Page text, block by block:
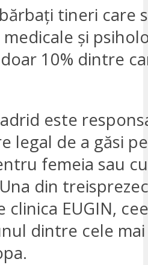
tineri care
și
10% dintre
este
legal de a găsi
femeia sau
din
EUGIN,
dintre cele